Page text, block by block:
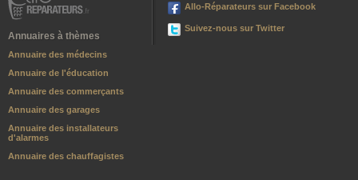
Annuaires à thèmes
Annuaire des médecins
Annuaire de l'éducation
Annuaire des commerçants
Annuaire des garages
Annuaire des installateurs
d'alarmes
Annuaire des chauffagistes
Allo-Réparateurs sur Facebook
Suivez-nous sur Twitter